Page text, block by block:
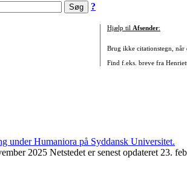
?
Hjælp til Afsender:
Brug ikke citationstegn, når
Find f.eks. breve fra
2025 Netstedet er senest opdateret 23.